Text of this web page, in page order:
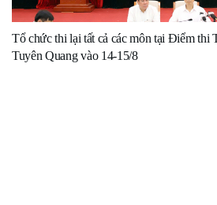
Tổ chức thi lại tất cả các môn tại Điểm thi
Tuyên Quang vào 14-15/8